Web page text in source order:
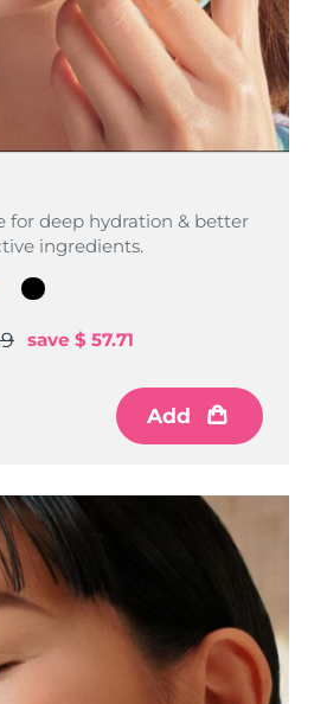
for deep hydration & better
ingredients.
save $ 57.71
Add
for deep hydration & better
ingredients.
save $ 57.71
Add
for deep hydration & better
ingredients.
save $ 57.71
Add
for deep hydration & better
ingredients.
save $ 57.71
Add